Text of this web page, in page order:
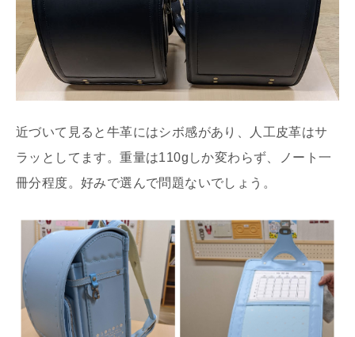
近づいて見ると牛革にはシボ感があり、人工皮革はサ
ラッとしてます。重量は110gしか変わらず、ノート一
冊分程度。好みで選んで問題ないでしょう。